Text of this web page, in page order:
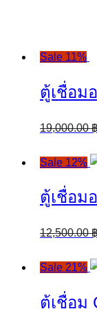
Sale 11%
ตู้เชื่อม
19,000.00
Sale 12%
ตู้เชื่อม
12,500.00
Sale 21%
ตู้เชื่อม